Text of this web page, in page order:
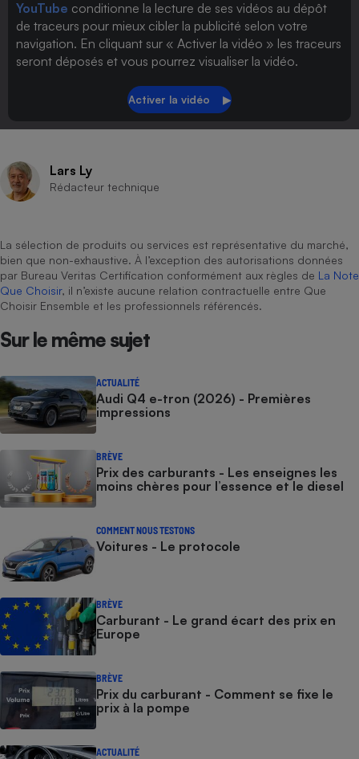
YouTube conditionne la lecture de ses vidéos au dépôt
de traceurs pour mieux cibler la publicité selon votre
navigation. En cliquant sur « Activer la vidéo » les traceurs
seront déposés et vous pourrez visualiser la vidéo.
Lars Ly
Rédacteur technique
La sélection de produits ou services est représentative du marché,
bien que non-exhaustive. À l’exception des autorisations données
par Bureau Veritas Certification conformément aux règles de La Note
Que Choisir, il n’existe aucune relation contractuelle entre Que
Choisir Ensemble et les professionnels référencés.
Sur le même sujet
ACTUALITÉ
Audi Q4 e-tron (2026) - Premières
impressions
BRÈVE
Prix des carburants - Les enseignes les
moins chères pour l’essence et le diesel
COMMENT NOUS TESTONS
Voitures - Le protocole
BRÈVE
Carburant - Le grand écart des prix en
Europe
BRÈVE
Prix du carburant - Comment se fixe le
prix à la pompe
ACTUALITÉ